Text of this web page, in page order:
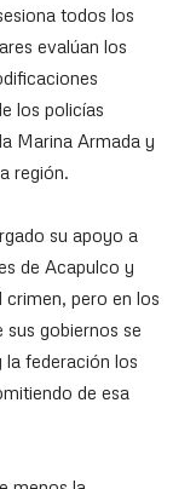
todos los
evalúan los
los policías
Marina Armada y
región.
su apoyo a
de Acapulco y
pero en los
gobiernos se
la federación los
de esa